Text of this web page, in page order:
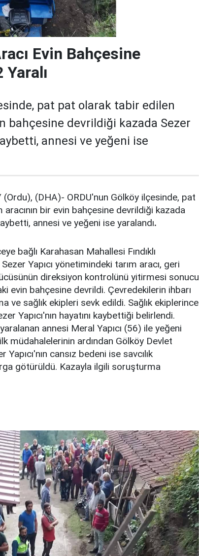
Evin Bahçesine
pat pat olarak tabir edilen
bahçesine devrildiği kazada Sezer
annesi ve yeğeni ise
(DHA)- ORDU'nun Gölköy ilçesinde, pat
bir evin bahçesine devrildiği kazada
annesi ve yeğeni ise yaralandı.
bağlı Karahasan Mahallesi Fındıklı
Yapıcı yönetimindeki tarım aracı, geri
direksiyon kontrolünü yitirmesi sonucu
evin bahçesine devrildi. Çevredekilerin ihbarı
ve sağlık ekipleri sevk edildi. Sağlık ekiplerince
Yapıcı'nın hayatını kaybettiği belirlendi.
annesi Meral Yapıcı (56) ile yeğeni
müdahalelerinin ardından Gölköy Devlet
Yapıcı'nın cansız bedeni ise savcılık
götürüldü. Kazayla ilgili soruşturma